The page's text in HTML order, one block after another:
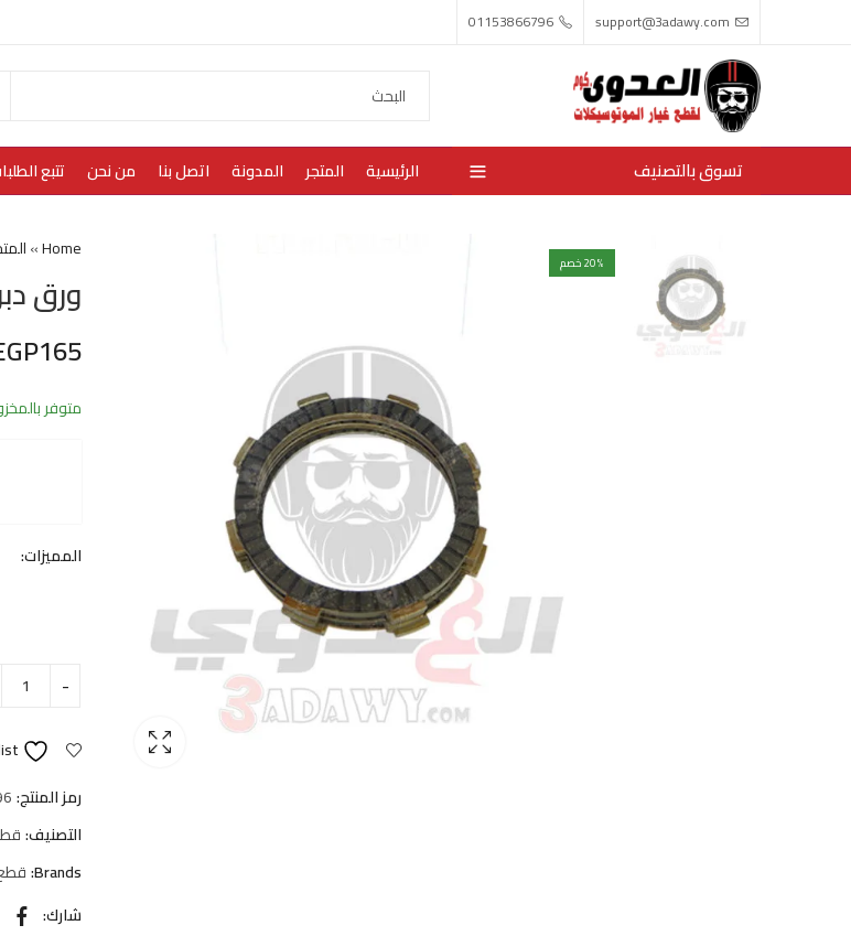
support@3adawy.com
01153866796
تسوق بالتصنيف الرئيسية المتجر المدونة اتصل بنا من نحن تتبع
20% خصم
Home
»
ورق
165
متوفر
المميزات:
رمز المنتج:
التصنيف:
Brands:
شارك: